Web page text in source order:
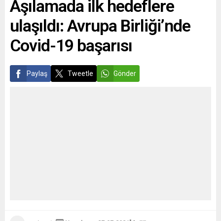
gerilimin Ukrayna tarafından
provoke edilmediğini
savunan Rinkevics, “Bu
tamamen bir Rus işgalidir ve
Birleşmiş Milletler
Aşılamada ilk hedeflere
ulaşıldı: Avrupa Birliği’nde
Covid-19 başarısı
Paylaş Tweetle Gönder